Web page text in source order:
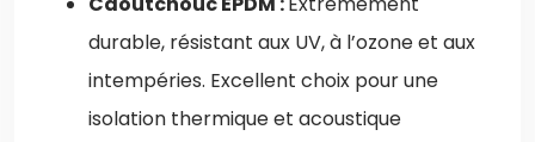
durable, résistant aux UV, à l’ozone et aux
intempéries. Excellent choix pour une
isolation thermique et acoustique